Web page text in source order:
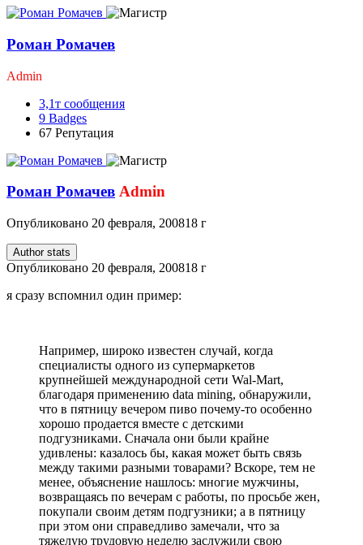
Роман Ромачев
Admin
3,1т сообщения
9 Badges
67 Репутация
Роман Ромачев Admin
Опубликовано 20 февраля, 200818 г
Author stats
Опубликовано 20 февраля, 200818 г
я сразу вспомнил один пример:
Например, широко известен случай, когда
специалисты одного из супермаркетов
крупнейшей международной сети Wal-Mart,
благодаря применению data mining, обнаружили,
что в пятницу вечером пиво почему-то особенно
хорошо продается вместе с детскими
подгузниками. Сначала они были крайне
удивлены: казалось бы, какая может быть связь
между такими разными товарами? Вскоре, тем не
менее, объяснение нашлось: многие мужчины,
возвращаясь по вечерам с работы, по просьбе жен,
покупали своим детям подгузники; а в пятницу
при этом они справедливо замечали, что за
тяжелую трудовую неделю заслужили свою